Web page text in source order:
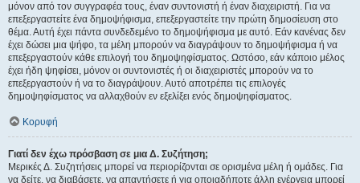
μόνον από τον συγγραφέα τους, έναν συντονιστή ή έναν διαχειριστή. Για να
επεξεργαστείτε ένα δημοψήφισμα, επεξεργαστείτε την πρώτη δημοσίευση στο
θέμα. Αυτή έχει πάντα συνδεδεμένο το δημοψήφισμα με αυτό. Εάν κανένας δεν
έχει δώσει μια ψήφο, τα μέλη μπορούν να διαγράψουν το δημοψήφισμα ή να
επεξεργαστούν κάθε επιλογή του δημοψηφίσματος. Ωστόσο, εάν κάποιο μέλος
έχει ήδη ψηφίσει, μόνον οι συντονιστές ή οι διαχειριστές μπορούν να το
επεξεργαστούν ή να το διαγράψουν. Αυτό αποτρέπει τις επιλογές
δημοψηφίσματος να αλλαχθούν εν εξελίξει ενός δημοψηφίσματος.
Κορυφή
Γιατί δεν έχω πρόσβαση σε μια Δ. Συζήτηση;
Μερικές Δ. Συζητήσεις μπορεί να περιορίζονται σε ορισμένα μέλη ή ομάδες. Για
να δείτε, να διαβάσετε, να απαντήσετε ή για οποιαδήποτε άλλη ενέργεια μπορεί